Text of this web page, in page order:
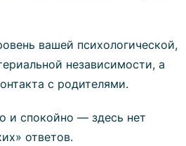
вашей психологической,
независимости, а
с родителями.
и спокойно — здесь нет
ответов.